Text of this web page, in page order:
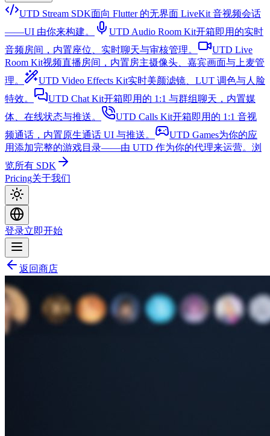
UTD Stream SDK面向 Flutter 的无界面 LiveKit 音视频会话
——UI 由你来构建。
UTD Audio Room Kit开箱即用的实时
音频房间，内置座位、实时聊天与审核管理。
UTD Live
Room Kit视频直播房间，内置房主摄像头、嘉宾画面与上麦管
理。
UTD Video Effects Kit实时美颜滤镜、LUT 调色与人脸
特效。
UTD Chat Kit开箱即用的 1:1 与群组聊天，内置媒
体、在线状态与推送。
UTD Calls Kit开箱即用的 1:1 音视
频通话，内置原生通话 UI 与推送。
UTD Games为你的应
用添加完整的游戏目录——由 UTD 作为你的代理来运营。 浏
览所有 SDK
Pricing关于我们
登录立即开始
返回商店